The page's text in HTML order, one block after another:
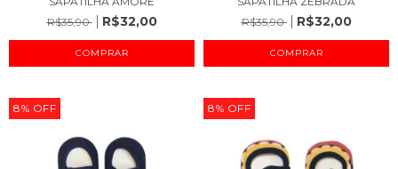
R$35,90
R$32,00
COMPRAR
R$35,90
R$32,00
COMPRAR
8% OFF 8% OFF